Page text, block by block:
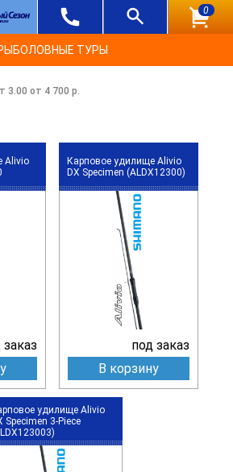
0
ТУРЫ
3.00 от 4 700 р.
Alivio
заказ
Карповое удилище Alivio
DX Specimen (ALDX12300)
под заказ
В корзину
удилище Alivio
Specimen 3-Piece